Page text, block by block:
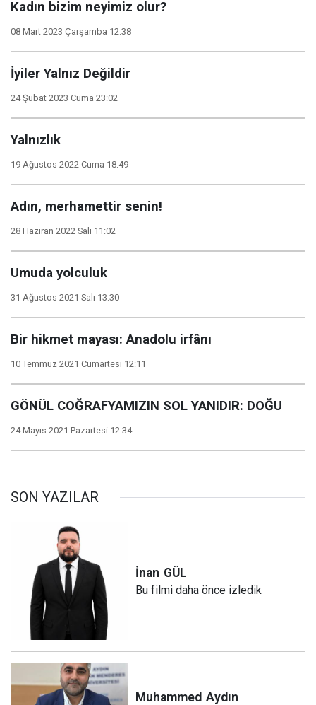
Kadın bizim neyimiz olur?
08 Mart 2023 Çarşamba 12:38
İyiler Yalnız Değildir
24 Şubat 2023 Cuma 23:02
Yalnızlık
19 Ağustos 2022 Cuma 18:49
Adın, merhamettir senin!
28 Haziran 2022 Salı 11:02
Umuda yolculuk
31 Ağustos 2021 Salı 13:30
Bir hikmet mayası: Anadolu irfânı
10 Temmuz 2021 Cumartesi 12:11
GÖNÜL COĞRAFYAMIZIN SOL YANIDIR: DOĞU
24 Mayıs 2021 Pazartesi 12:34
SON YAZILAR
İnan GÜL
Bu filmi daha önce izledik
Muhammed Aydın